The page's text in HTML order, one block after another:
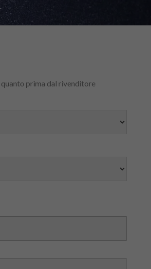
prima dal rivenditore